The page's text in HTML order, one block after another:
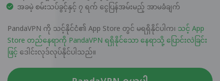
အခမဲ့ စမ်းသပ်ခွင့်နှင့် ၇ ရက် ငွေပြန်အမ်းမည့် အာမခံချက်
PandaVPN ကို သင့်နိုင်ငံ၏ App Store တွင် မရရှိနိုင်ပါက၊ သင့် App
Store တည်နေရာကို PandaVPN ရရှိနိုင်သော နေရာသို့ ပြောင်းလဲခြင်း
ဖြင့် ဒေါင်းလုဒ်လုပ်နိုင်ပါသည်။